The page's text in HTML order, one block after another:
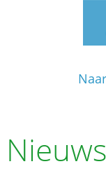
Nieuws